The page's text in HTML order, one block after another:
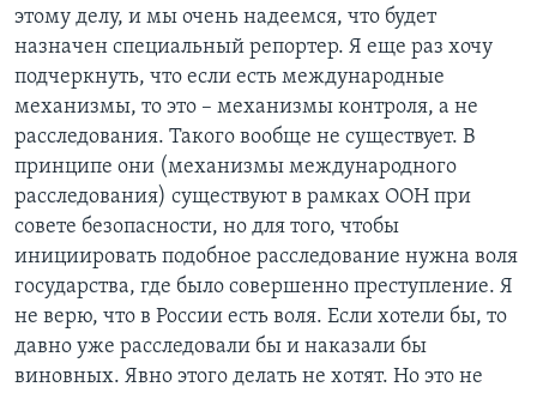
этому делу, и мы очень надеемся, что будет
назначен специальный репортер. Я еще раз хочу
подчеркнуть, что если есть международные
механизмы, то это – механизмы контроля, а не
расследования. Такого вообще не существует. В
принципе они (механизмы международного
расследования) существуют в рамках ООН при
совете безопасности, но для того, чтобы
инициировать подобное расследование нужна воля
государства, где было совершенно преступление. Я
не верю, что в России есть воля. Если хотели бы, то
давно уже расследовали бы и наказали бы
виновных. Явно этого делать не хотят. Но это не